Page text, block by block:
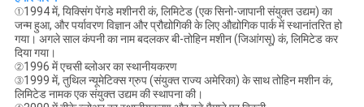
①1994 में, यिक्सिंग पेंगडे मशीनरी कं, लिमिटेड (एक सिनो-जापानी संयुक्त उद्यम) का
जन्म हुआ, और पर्यावरण विज्ञान और प्रौद्योगिकी के लिए औद्योगिक पार्क में स्थानांतरित हो
गया। अगले साल कंपनी का नाम बदलकर बी-तोहिन मशीन (जिआंगसू) कं, लिमिटेड कर
दिया गया।
②1996 में एचसी ब्लोअर का स्थानीयकरण
③1999 में, तुथिल न्यूमेटिक्स ग्रुप (संयुक्त राज्य अमेरिका) के साथ तोहिन मशीन कं,
लिमिटेड नामक एक संयुक्त उद्यम की स्थापना की।